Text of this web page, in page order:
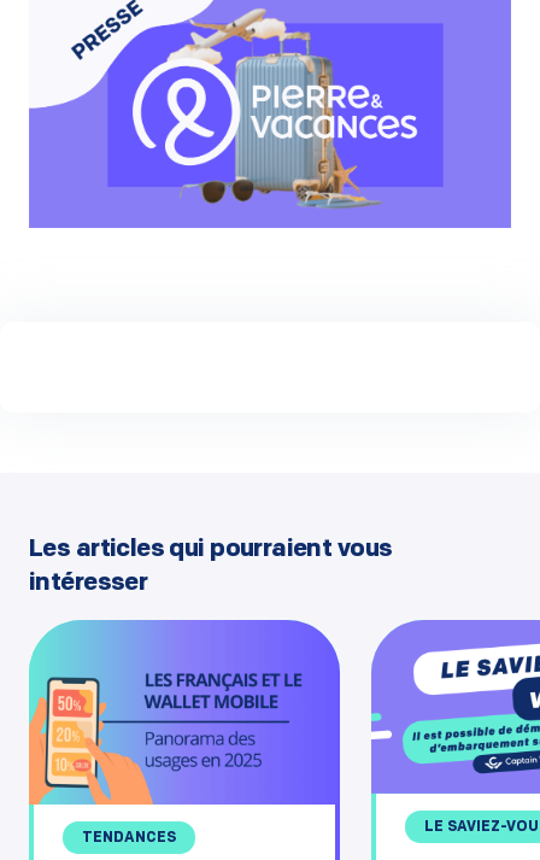
Les articles qui pourraient vous
intéresser
TENDANCES
LE SAVIEZ-